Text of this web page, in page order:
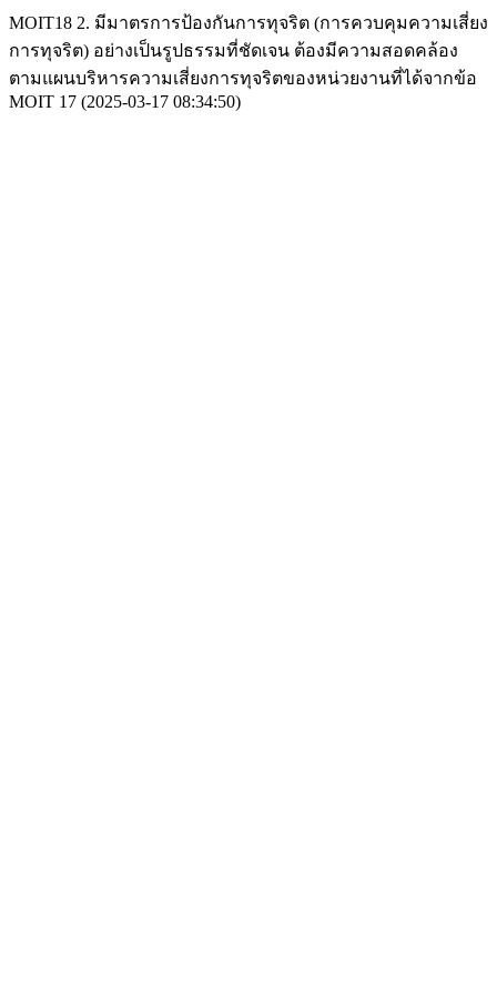
MOIT18 2. มีมาตรการป้องกันการทุจริต (การควบคุมความเสี่ยง
การทุจริต) อย่างเป็นรูปธรรมที่ชัดเจน ต้องมีความสอดคล้อง
ตามแผนบริหารความเสี่ยงการทุจริตของหน่วยงานที่ได้จากข้อ
MOIT 17 (2025-03-17 08:34:50)